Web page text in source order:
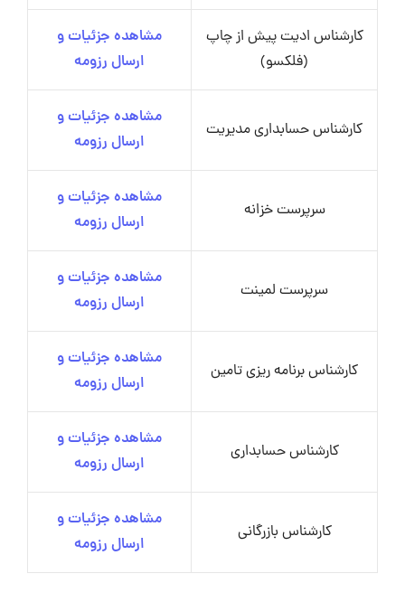
کارشناس ادیت پیش از چاپ
(فلکسو)
مشاهده جزئیات و
ارسال رزومه
کارشناس حسابداری مدیریت
مشاهده جزئیات و
ارسال رزومه
سرپرست خزانه
مشاهده جزئیات و
ارسال رزومه
سرپرست لمینت
مشاهده جزئیات و
ارسال رزومه
کارشناس برنامه ریزی تامین
مشاهده جزئیات و
ارسال رزومه
کارشناس حسابداری
مشاهده جزئیات و
ارسال رزومه
کارشناس بازرگانی
مشاهده جزئیات و
ارسال رزومه